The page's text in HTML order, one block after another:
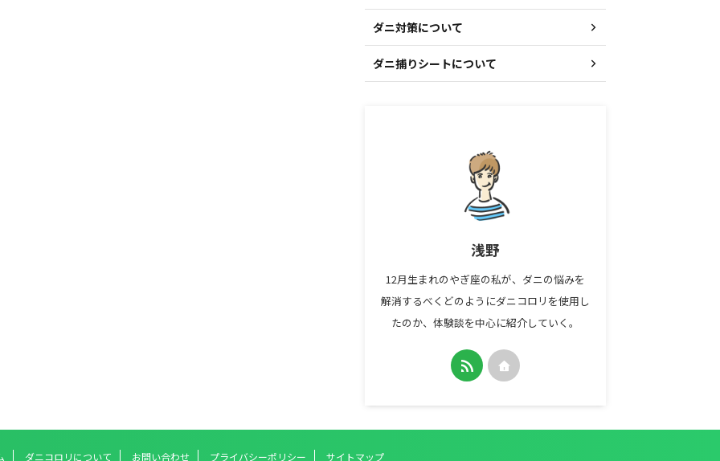
ダニ対策について
ダニ捕りシートについて
浅野
12月生まれのやぎ座の私が、ダニの悩みを
解消するべくどのようにダニコロリを使用し
たのか、体験談を中心に紹介していく。
ダニコロリについて お問い合わせ プライバシーポリシー サイトマップ